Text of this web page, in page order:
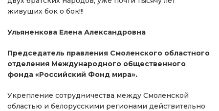
живущих бок о бок!!!
Ульяненкова Елена Александровна
Председатель правления Смоленского областного
отделения Международного общественного
фонда «Российский Фонд мира».
Укрепление сотрудничества между Смоленской
областью и белорусскими регионами действительно